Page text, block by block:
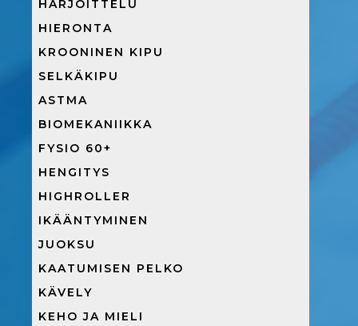
HARJOITTELU
HIERONTA
KROONINEN KIPU
SELKÄKIPU
ASTMA
BIOMEKANIIKKA
FYSIO 60+
HENGITYS
HIGHROLLER
IKÄÄNTYMINEN
JUOKSU
KAATUMISEN PELKO
KÄVELY
KEHO JA MIELI